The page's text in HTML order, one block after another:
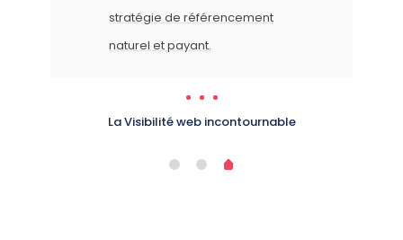
la solution la plus adaptée pour
votre projet.
Notre adn historique